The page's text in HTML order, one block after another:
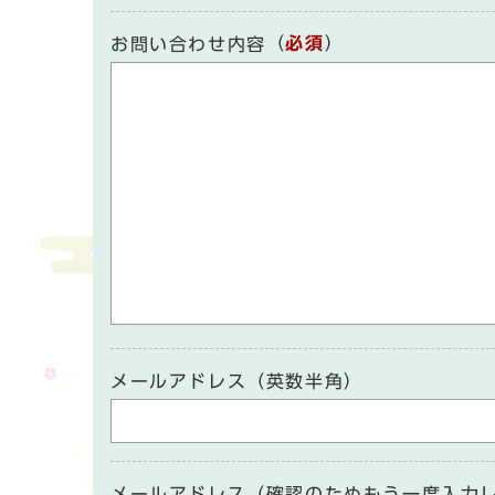
お問い合わせ内容 （必須）
メールアドレス（英数半角）